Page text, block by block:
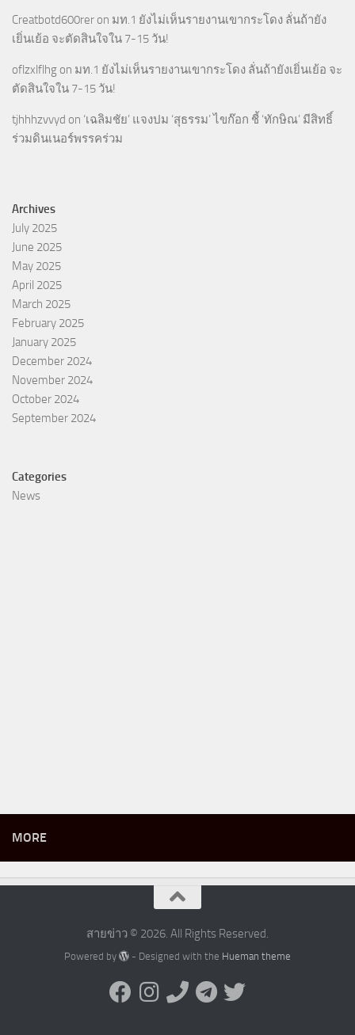
Creatbotd600rer on มท.1 ยังไม่เห็นรายงานเขากระโดง ลั่นถ้ายัง
เยิ่นเย้อ จะตัดสินใจใน 7-15 วัน!
oflzxlflhg on มท.1 ยังไม่เห็นรายงานเขากระโดง ลั่นถ้ายังเยิ่นเย้อ จะ
ตัดสินใจใน 7-15 วัน!
tjhhhzvvyd on ‘เฉลิมชัย’ แจงปม ‘สุธรรม’ ไขก๊อก ชี้ ‘ทักษิณ’ มีสิทธิ์
ร่วมดินเนอร์พรรคร่วม
Archives
July 2025
June 2025
May 2025
April 2025
March 2025
February 2025
January 2025
December 2024
November 2024
October 2024
September 2024
Categories
News
MORE
สายข่าว © 2026. All Rights Reserved.
Powered by - Designed with the Hueman theme